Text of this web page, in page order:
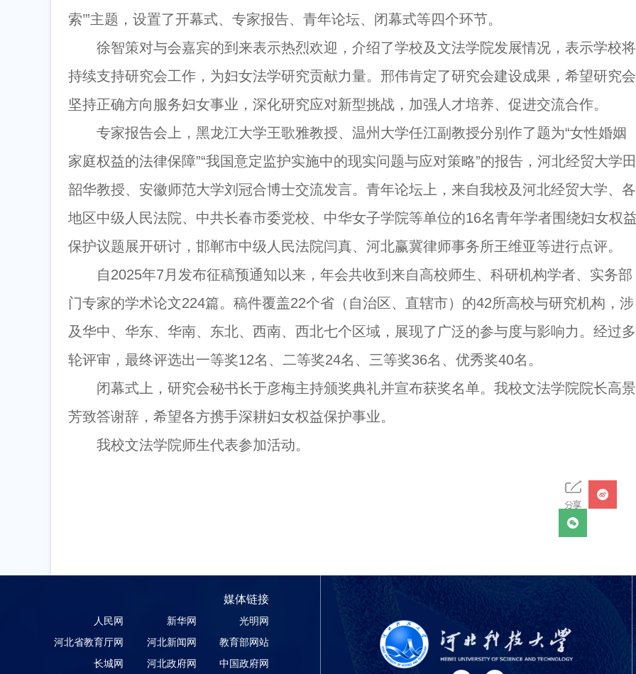
索’”主题，设置了开幕式、专家报告、青年论坛、闭幕式等四个环节。
徐智策对与会嘉宾的到来表示热烈欢迎，介绍了学校及文法学院发展情况，表示学校将
持续支持研究会工作，为妇女法学研究贡献力量。邢伟肯定了研究会建设成果，希望研究会
坚持正确方向服务妇女事业，深化研究应对新型挑战，加强人才培养、促进交流合作。
专家报告会上，黑龙江大学王歌雅教授、温州大学任江副教授分别作了题为“女性婚姻
家庭权益的法律保障”“我国意定监护实施中的现实问题与应对策略”的报告，河北经贸大学田
韶华教授、安徽师范大学刘冠合博士交流发言。青年论坛上，来自我校及河北经贸大学、各
地区中级人民法院、中共长春市委党校、中华女子学院等单位的16名青年学者围绕妇女权
保护议题展开研讨，邯郸市中级人民法院闫真、河北赢冀律师事务所王维亚等进行点评。
自2025年7月发布征稿预通知以来，年会共收到来自高校师生、科研机构学者、实务部
门专家的学术论文224篇。稿件覆盖22个省（自治区、直辖市）的42所高校与研究机构，涉
及华中、华东、华南、东北、西南、西北七个区域，展现了广泛的参与度与影响力。经过多
轮评审，最终评选出一等奖12名、二等奖24名、三等奖36名、优秀奖40名。
闭幕式上，研究会秘书长于彦梅主持颁奖典礼并宣布获奖名单。我校文法学院院长高景
芳致答谢辞，希望各方携手深耕妇女权益保护事业。
我校文法学院师生代表参加活动。
媒体链接
人民网 新华网
光明网
河北省教育厅网
河北新闻网
教育部网站
长城网
河北政府网 中国政府网